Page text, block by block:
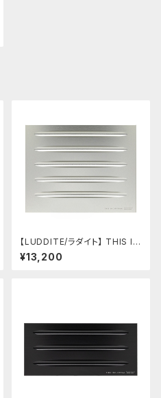
【LUDDITE/ラダイト】 THIS IN
DUSTRIAL Attractive Pen T
ray2（5本用/SV）
¥13,200